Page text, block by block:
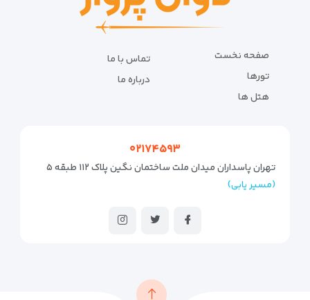
صفحه نخست
تورها
هتل ها
تماس با ما
درباره ما
۰۲۱۷۴۵۹۳
تهران پاسداران میدان ملت ساختمان نگین پلاک ۱۱۲ طبقه ۵
(مسیر یابی)